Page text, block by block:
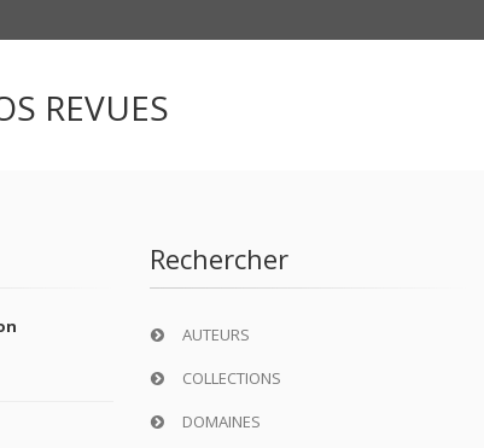
REVUES
Rechercher
AUTEURS
COLLECTIONS
DOMAINES